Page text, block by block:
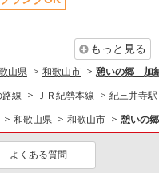
歌山北島
円 ※経験・能力・資格等
夜勤手当 〇深夜勤務手当 〇
〇年末年始勤務手当 〇早朝
〜20:00は時給25％UP
ジフリーケアセンター和歌
山市北島325-25
詳細を見る
ル（40代～）活躍中
勤OK
もっと見る
山県 和歌山市 憩いの郷 加
線 ＪＲ紀勢本線 紀三井寺駅
和歌山県 和歌山市 憩いの
よくある質問